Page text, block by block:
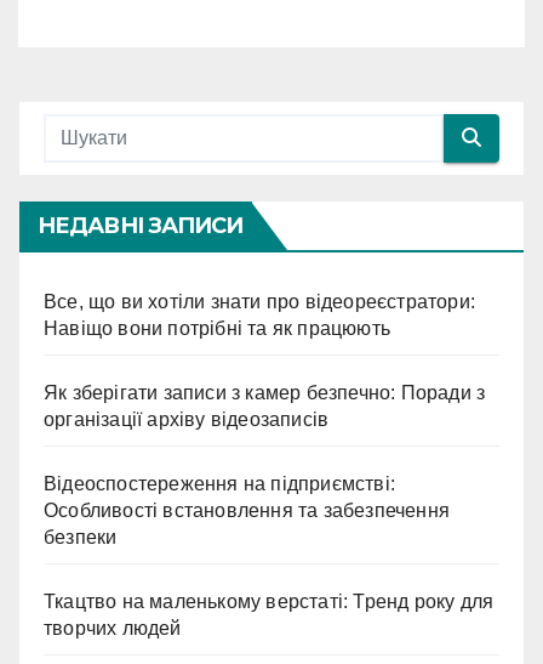
НЕДАВНІ ЗАПИСИ
Все, що ви хотіли знати про відеореєстратори:
Навіщо вони потрібні та як працюють
Як зберігати записи з камер безпечно: Поради з
організації архіву відеозаписів
Відеоспостереження на підприємстві:
Особливості встановлення та забезпечення
безпеки
Ткацтво на маленькому верстаті: Тренд року для
творчих людей